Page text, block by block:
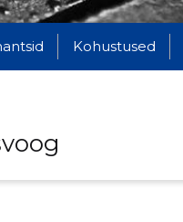
Kohustused